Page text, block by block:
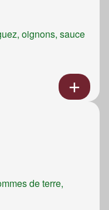
oignons, sauce
de terre,